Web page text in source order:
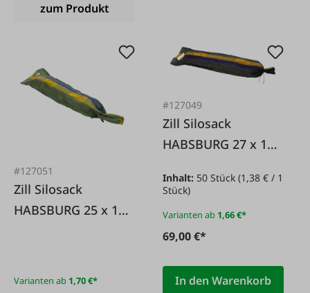
zum Produkt
#127051
Zill Silosack
HABSBURG 25 x 100
Varianten ab 1,70 €*
#127049
Zill Silosack
HABSBURG 27 x 120
Inhalt: 50 Stück(1,38 € / 1
Stück)
Varianten ab 1,66 €*
69,00 €*
In den Warenkorb